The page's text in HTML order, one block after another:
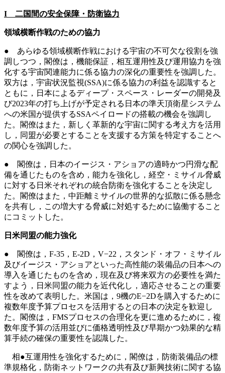
I 二国間の安全保障・防衛協力
領域横断作戦のための協力
● あらゆる領域横断作戦における宇宙の不可欠な役割を強
調しつつ，閣僚は，機能保証，相互運用性及び運用協力を強
化する宇宙関連能力に係る協力の深化の重要性を強調した。
双方は，宇宙状況監視(SSA)に係る協力の利益を認識すると
ともに，日本によるディープ・スペース・レーダーの開発及
び2023年の打ち上げが予定される日本の準天頂衛星システム
への米国が提供するSSAペイロードの搭載の機会を強調し
た。閣僚はまた，新しく革新的な宇宙に関する考え方を活用
し，同盟が必要とすることを支援する方策を特定することへ
の関心を強調した。
● 閣僚は，日本のイージス・アショアの適時かつ円滑な配
備を通じたものを含め，能力を強化し，経空・ミサイル脅威
に対する日米それぞれの統合防衛を強化することを決定し
た。閣僚はまた，中距離ミサイルの世界的な拡散に係る懸念
を共有し，この増大する脅威に対処するために協働すること
にコミットした。
日米同盟の能力強化
● 閣僚は，F-35，E-2D，V−22，スタンド・オフ・ミサイル
及びイージス・アショアといった高性能の装備品の日本への
導入を通じたものを含め，現在及び将来双方の必要性を満た
すよう，日米同盟の能力を近代化し，適応させることの重要
性を改めて表明した。米国は，9機のE−2Dを購入するために
複数年度予算プロセスを活用するとの日本の決定を歓迎し
た。閣僚は，FMSプロセスの合理化を更に進めるために，複
数年度予算の活用並びに価格透明性及び早期かつ効果的な精
算手続の確保の重要性を認識した。
相●互運用性を強化するために，閣僚は，防衛装備品の標
準規格化，防衛ネットワークの共有及び新興技術に関する協